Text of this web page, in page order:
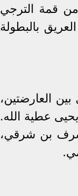
قمة الترجي
بالبطولة
العارضتين،
عطية الله.
بن شرقي،